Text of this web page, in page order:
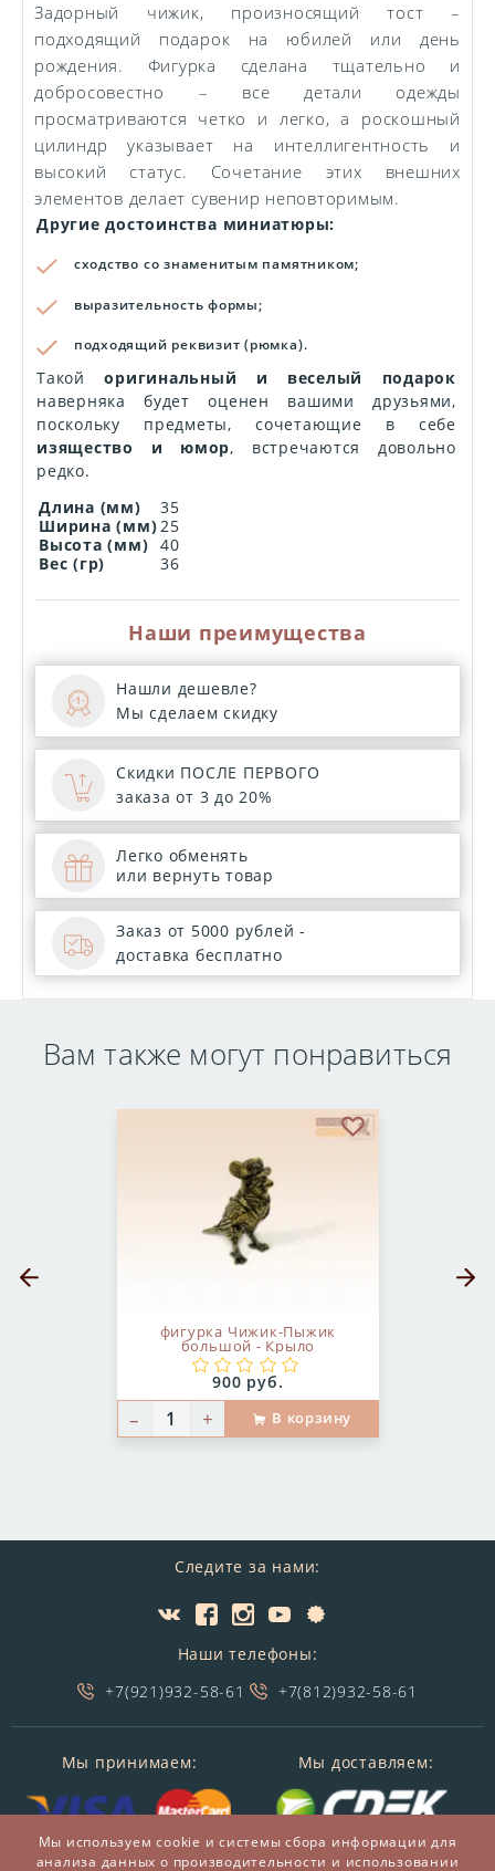
Задорный чижик, произносящий тост –
подходящий подарок на юбилей или день
рождения. Фигурка сделана тщательно и
добросовестно – все детали одежды
просматриваются четко и легко, а роскошный
цилиндр указывает на интеллигентность и
высокий статус. Сочетание этих внешних
элементов делает сувенир неповторимым.
Другие достоинства миниатюры:
сходство со знаменитым памятником;
выразительность формы;
подходящий реквизит (рюмка).
Такойоригинальный и веселый подарок
наверняка будет оценен вашими друзьями,
поскольку предметы, сочетающие в себе
изящество и юмор, встречаются довольно
редко.
Длина (мм)
35
Ширина (мм)25
Высота (мм)
40
Вес (гр)
36
Наши преимущества
Нашли дешевле?
Мы сделаем скидку
Скидки ПОСЛЕ ПЕРВОГО
заказа от 3 до 20%
Легко обменять
или вернуть товар
Заказ от 5000 рублей -
доставка бесплатно
Вам также могут понравиться
фигурка Чижик-Пыжик
большой - Крыло
Цена:
900 руб.
– + В корзину
Предыдущий слайд
Следите за нами:
Наши телефоны:
+7(921)932-58-61
+7(812)932-58-61
Мы принимаем: Мы доставляем:
Мы используем cookie и системы сбора информации для
анализа данных о производительности и использовании